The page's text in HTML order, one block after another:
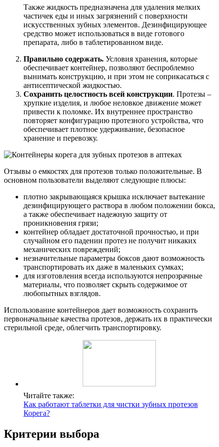
Также жидкость предназначена для удаления мелких
частичек еды и иных загрязнений с поверхности
искусственных зубных элементов. Дезинфицирующее
средство может использоваться в виде готового
препарата, либо в таблетированном виде.
Правильно содержать. Условия хранения, которые
обеспечивает контейнер, позволяют беспроблемно
вынимать конструкцию, и при этом не соприкасаться с
антисептической жидкостью.
Сохранить целостность всей конструкции. Протезы –
хрупкие изделия, и любое неловкое движение может
привести к поломке. Их внутреннее пространство
повторяет конфигурацию протезного устройства, что
обеспечивает плотное удерживание, безопасное
хранение и перевозку.
Отзывы о емкостях для протезов только положительные. В
основном пользователи выделяют следующие плюсы:
плотно закрывающаяся крышка исключает вытекание
дезинфицирующего раствора в любом положении бокса,
а также обеспечивает надежную защиту от
проникновения грязи;
контейнер обладает достаточной прочностью, и при
случайном его падении протез не получит никаких
механических повреждений;
незначительные параметры боксов дают возможность
транспортировать их даже в маленьких сумках;
для изготовления всегда используются непрозрачные
материалы, что позволяет скрыть содержимое от
любопытных взглядов.
Использование контейнеров дает возможность сохранить
первоначальные качества протезов, держать их в практически
стерильной среде, облегчить транспортировку.
Читайте также:
Как работают таблетки для чистки зубных протезов
Корега?
Критерии выбора